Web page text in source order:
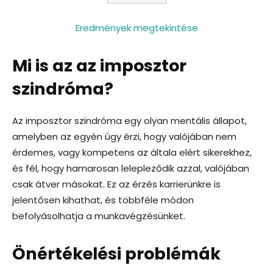
Eredmények megtekintése
Mi is az az imposztor
szindróma?
Az imposztor szindróma egy olyan mentális állapot,
amelyben az egyén úgy érzi, hogy valójában nem
érdemes, vagy kompetens az általa elért sikerekhez,
és fél, hogy hamarosan lelepleződik azzal, valójában
csak átver másokat. Ez az érzés karrierünkre is
jelentősen kihathat, és többféle módon
befolyásolhatja a munkavégzésünket.
Önértékelési problémák